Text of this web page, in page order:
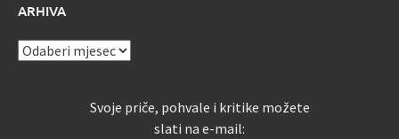
ARHIVA
ARHIVA
Svoje priče, pohvale i kritike možete
slati na e-mail: